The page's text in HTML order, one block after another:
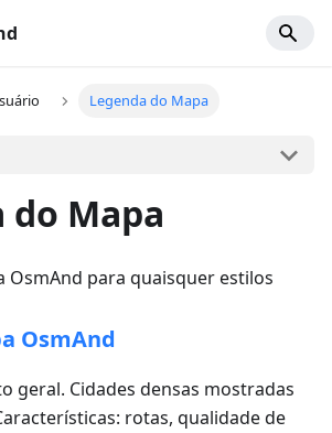
Legenda do Mapa
do Mapa
OsmAnd para quaisquer estilos
OsmAnd
geral. Cidades densas mostradas
rotas, qualidade de